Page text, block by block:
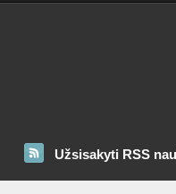
Užsisakyti RSS